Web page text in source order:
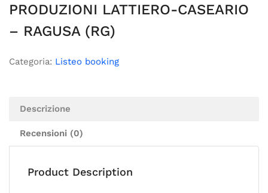
PRODUZIONI LATTIERO-CASEARIO
– RAGUSA (RG)
Categoria: Listeo booking
Descrizione
Recensioni (0)
Product Description